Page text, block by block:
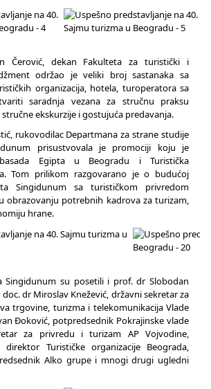
Čerović, dekan Fakulteta za turistički i
održao je veliki broj sastanaka sa
organizacija, hotela, turoperatora sa
saradnja vezana za stručnu praksu
ekskurzije i gostujuća predavanja.
rukovodilac Departmana za strane studije
prisustvovala je promociji koju je
Egipta u Beogradu i Turistička
Tom prilikom razgovarano je o budućoj
Singidunum sa turističkom privredom
obrazovanju potrebnih kadrova za turizam,
hrane.
Singidunum su posetili i prof. dr Slobodan
dr Miroslav Knežević, državni sekretar za
trgovine, turizma i telekomunikacija Vlade
Đoković, potpredsednik Pokrajinske vlade
za privredu i turizam AP Vojvodine,
direktor Turističke organizacije Beograda,
Alko grupe i mnogi drugi ugledni